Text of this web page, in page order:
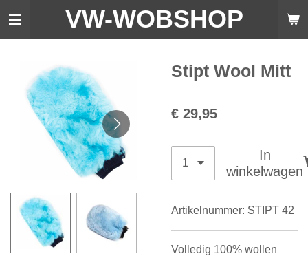
Ga
hoofdinhoud
VW-WOBSHOP
Stipt Wool Mitt
€ 29,95
In
winkelwagen
Artikelnummer: STIPT 42
Volledig 100% wollen